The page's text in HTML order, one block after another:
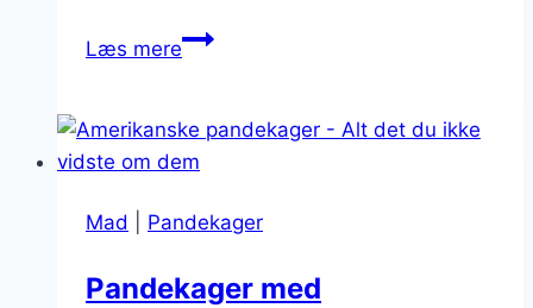
Læs mereLækre
blåbær
og
Mad
Pandekager
Pandekager med